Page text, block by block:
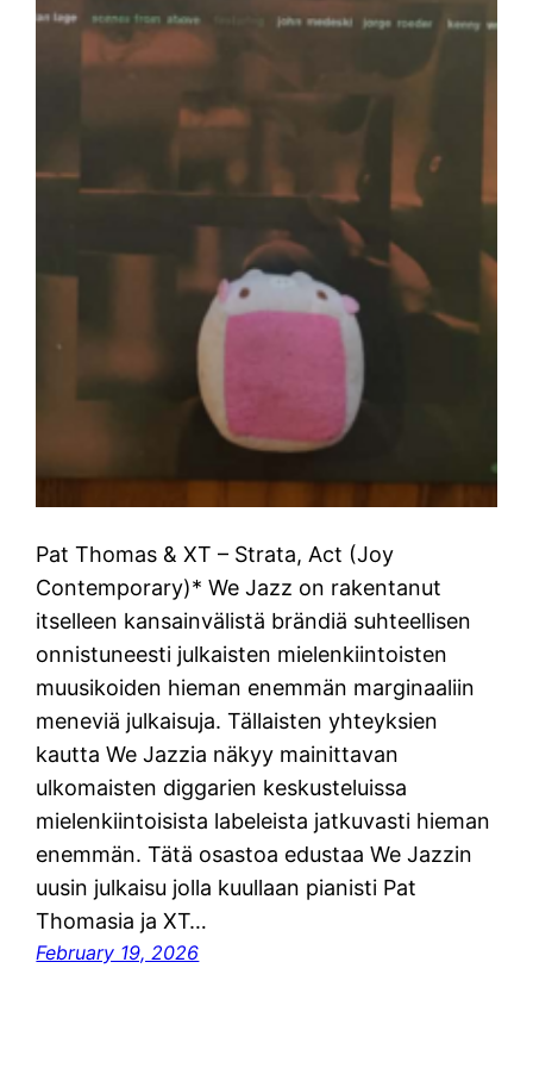
Pat Thomas & XT – Strata, Act (Joy
Contemporary)* We Jazz on rakentanut
itselleen kansainvälistä brändiä suhteellisen
onnistuneesti julkaisten mielenkiintoisten
muusikoiden hieman enemmän marginaaliin
meneviä julkaisuja. Tällaisten yhteyksien
kautta We Jazzia näkyy mainittavan
ulkomaisten diggarien keskusteluissa
mielenkiintoisista labeleista jatkuvasti hieman
enemmän. Tätä osastoa edustaa We Jazzin
uusin julkaisu jolla kuullaan pianisti Pat
Thomasia ja XT…
February 19, 2026